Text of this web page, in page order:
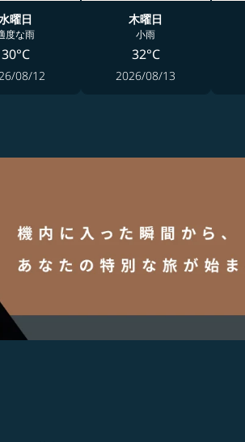
曜日
度な雨
30°C
08/12
木曜日
小雨
32°C
2026/08/13